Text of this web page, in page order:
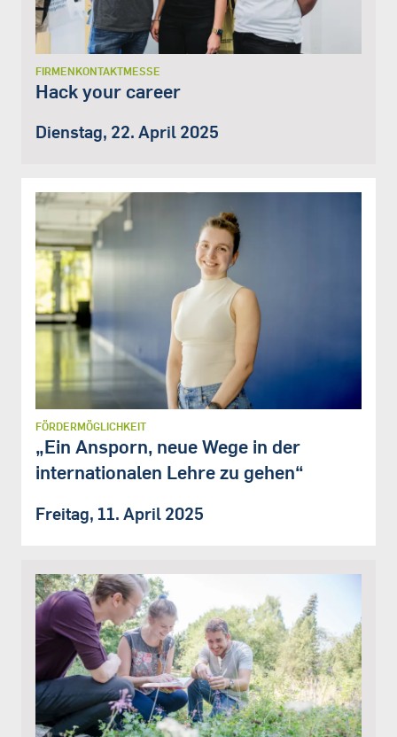
FIRMENKONTAKTMESSE
Hack your career
Dienstag, 22. April 2025
FÖRDERMÖGLICHKEIT
„Ein Ansporn, neue Wege in der
internationalen Lehre zu gehen“
Freitag, 11. April 2025